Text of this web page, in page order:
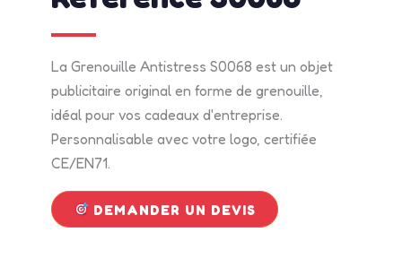
La Grenouille Antistress S0068 est un objet
publicitaire original en forme de grenouille,
idéal pour vos cadeaux d'entreprise.
Personnalisable avec votre logo, certifiée
CE/EN71.
DEMANDER UN DEVIS